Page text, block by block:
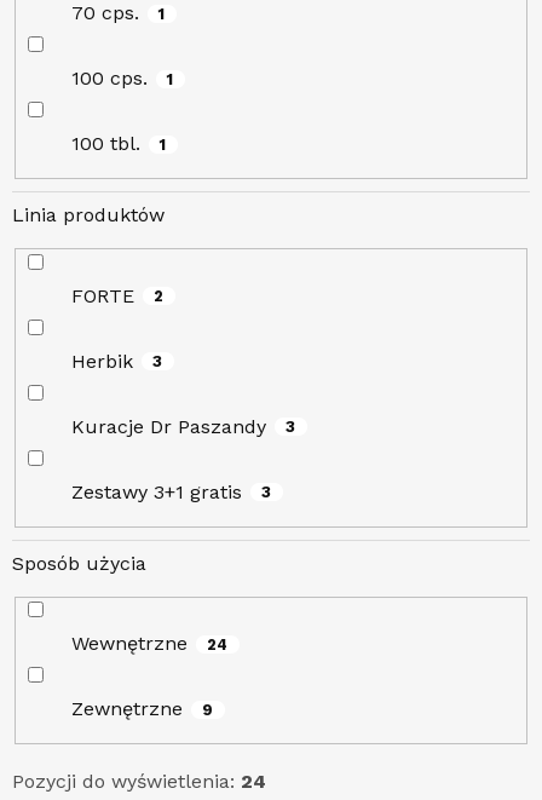
70 cps. 1
100 cps. 1
100 tbl. 1
Linia produktów
FORTE 2
Herbik 3
Kuracje Dr Paszandy 3
Zestawy 3+1 gratis 3
Sposób użycia
Wewnętrzne 24
Zewnętrzne 9
Pozycji do wyświetlenia: 24